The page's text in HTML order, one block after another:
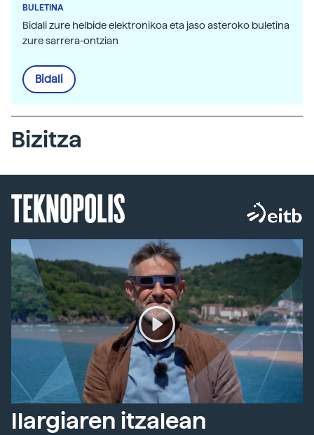
BULETINA
Bidali zure helbide elektronikoa eta jaso asteroko buletina
zure sarrera-ontzian
Bidali
Bizitza
TEKNOPOLIS
Ilargiaren itzalean